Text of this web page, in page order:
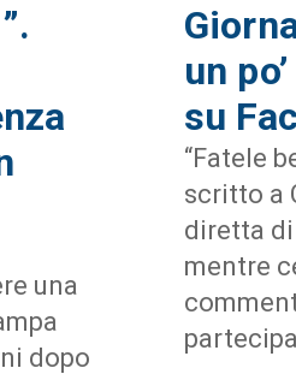
una
dopo
un
su
“Fatele
scritto a
diretta di
mentre